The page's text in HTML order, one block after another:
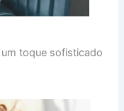
toque sofisticado